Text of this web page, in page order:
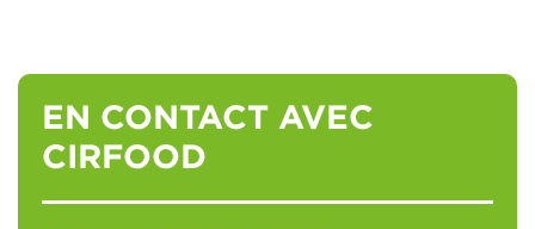
EN CONTACT AVEC
CIRFOOD